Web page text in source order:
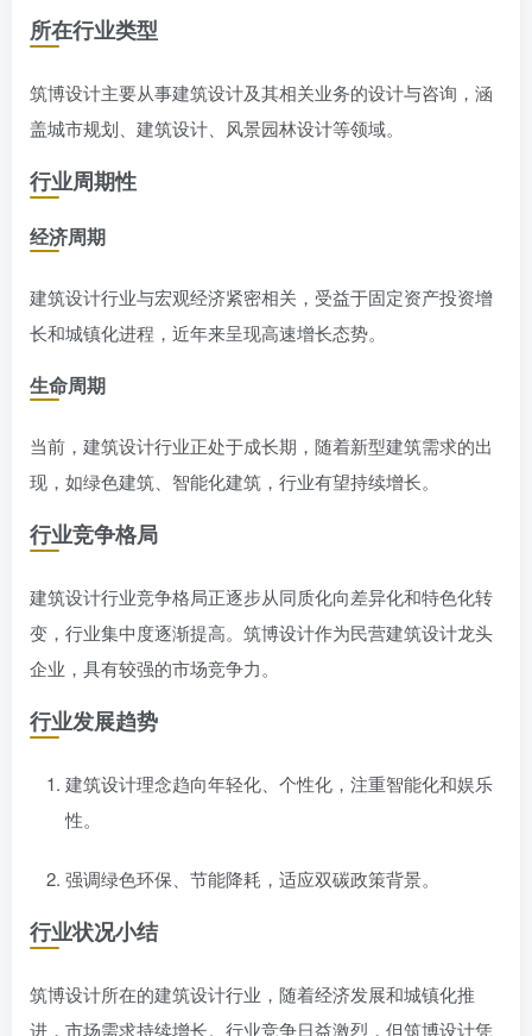
所在行业类型
筑博设计主要从事建筑设计及其相关业务的设计与咨询，涵
盖城市规划、建筑设计、风景园林设计等领域。
行业周期性
经济周期
建筑设计行业与宏观经济紧密相关，受益于固定资产投资增
长和城镇化进程，近年来呈现高速增长态势。
生命周期
当前，建筑设计行业正处于成长期，随着新型建筑需求的出
现，如绿色建筑、智能化建筑，行业有望持续增长。
行业竞争格局
建筑设计行业竞争格局正逐步从同质化向差异化和特色化转
变，行业集中度逐渐提高。筑博设计作为民营建筑设计龙头
企业，具有较强的市场竞争力。
行业发展趋势
建筑设计理念趋向年轻化、个性化，注重智能化和娱乐
性。
强调绿色环保、节能降耗，适应双碳政策背景。
行业状况小结
筑博设计所在的建筑设计行业，随着经济发展和城镇化推
进，市场需求持续增长。行业竞争日益激烈，但筑博设计凭